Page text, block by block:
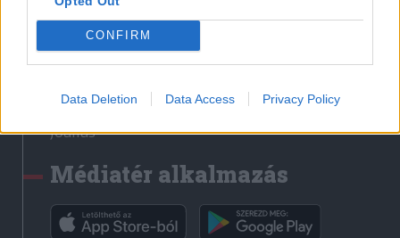
CONFIRM
Data Deletion Data Access Privacy Policy
Bihari Napló
Erdélyi Napló
Főtér
Rádió GaGa
Jóállás
Médiatér alkalmazás